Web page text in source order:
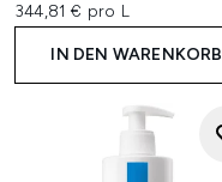
344,81 € pro L
IN DEN WARENKORB